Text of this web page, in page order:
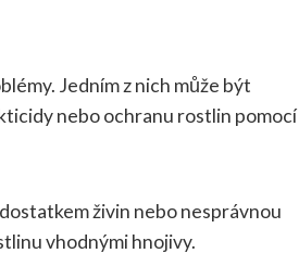
Jedním z nich může být
nebo ochranu rostlin pomocí
živin nebo nesprávnou
vhodnými hnojivy.